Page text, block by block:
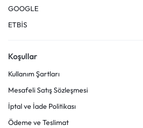
GOOGLE
ETBİS
Koşullar
Kullanım Şartları
Mesafeli Satış Sözleşmesi
İptal ve İade Politikası
Ödeme ve Teslimat